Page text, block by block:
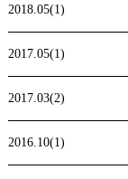
2018.05(1)
2017.05(1)
2017.03(2)
2016.10(1)